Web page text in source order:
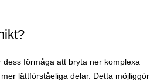
dess förmåga att bryta ner komplexa
lättförståeliga delar. Detta möjliggör